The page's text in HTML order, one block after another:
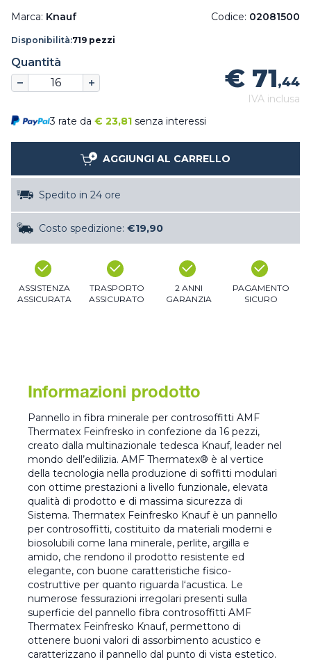
Marca: Knauf Codice: 02081500
Disponibilità:719 pezzi
Quantità
€ 71,44
IVA inclusa
3 rate da € 23,81 senza interessi
AGGIUNGI AL CARRELLO
Spedito in 24 ore
Costo spedizione: €19,90
ASSISTENZA
ASSICURATA
TRASPORTO
ASSICURATO
2 ANNI
GARANZIA
PAGAMENTO
SICURO
Informazioni prodotto
Pannello in fibra minerale per controsoffitti AMF
Thermatex Feinfresko in confezione da 16 pezzi,
creato dalla multinazionale tedesca Knauf, leader nel
mondo dell’edilizia. AMF Thermatex® è al vertice
della tecnologia nella produzione di soffitti modulari
con ottime prestazioni a livello funzionale, elevata
qualità di prodotto e di massima sicurezza di
Sistema. Thermatex Feinfresko Knauf è un pannello
per controsoffitti, costituito da materiali moderni e
biosolubili come lana minerale, perlite, argilla e
amido, che rendono il prodotto resistente ed
elegante, con buone caratteristiche fisico-
costruttive per quanto riguarda l‘acustica. Le
numerose fessurazioni irregolari presenti sulla
superficie del pannello fibra controsoffitti AMF
Thermatex Feinfresko Knauf, permettono di
ottenere buoni valori di assorbimento acustico e
caratterizzano il pannello dal punto di vista estetico.